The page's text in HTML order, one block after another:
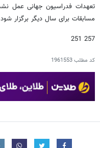
تعهدات فدراسیون جهانی عمل
مسابقات برای سال دیگر برگزار
257 251
کد مطلب1961553